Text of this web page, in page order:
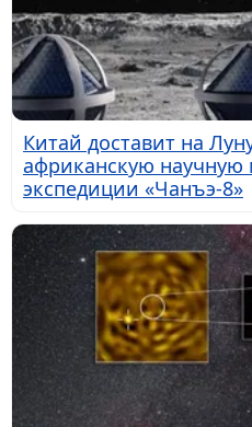
Китай доставит на
африканскую научную
экспедиции «Чанъэ-8»